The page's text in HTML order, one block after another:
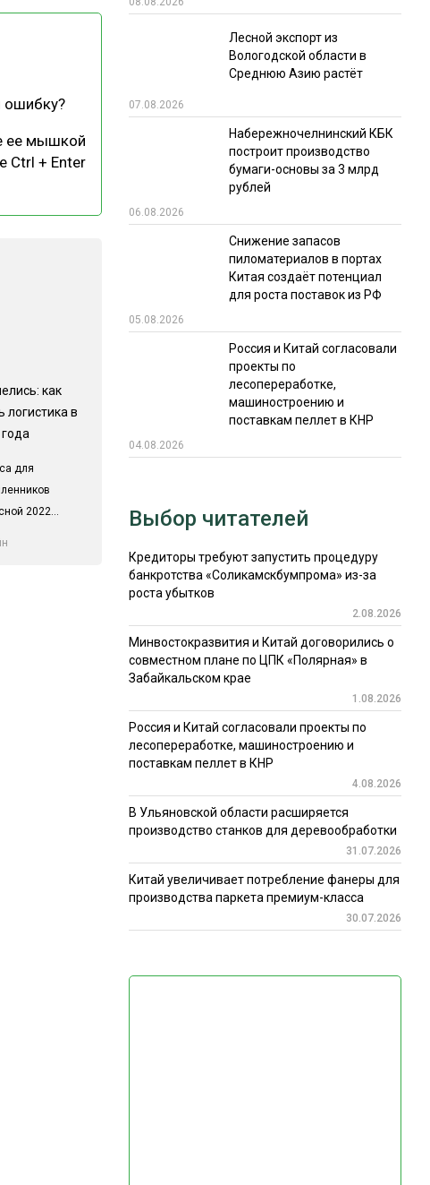
ИТОГИ МЕРОПРИЯТИЙ
ее мышкой
Ctrl + Enter
как
логистика в
для
2022...
Лесной экспорт из
Вологодской области в
Среднюю Азию растёт
07.08.2026
Набережночелнинский КБК
построит производство
бумаги-основы за 3 млрд
рублей
06.08.2026
Снижение запасов
пиломатериалов в портах
Китая создаёт потенциал
для роста поставок из РФ
05.08.2026
Россия и Китай согласовали
проекты по
лесопереработке,
машиностроению и
поставкам пеллет в КНР
04.08.2026
Выбор читателей
Кредиторы требуют запустить процедуру
банкротства «Соликамскбумпрома» из-за
роста убытков
2.08.2026
Минвостокразвития и Китай договорились о
совместном плане по ЦПК «Полярная» в
Забайкальском крае
1.08.2026
Россия и Китай согласовали проекты по
лесопереработке, машиностроению и
поставкам пеллет в КНР
4.08.2026
В Ульяновской области расширяется
производство станков для деревообработки
31.07.2026
Китай увеличивает потребление фанеры для
производства паркета премиум-класса
30.07.2026